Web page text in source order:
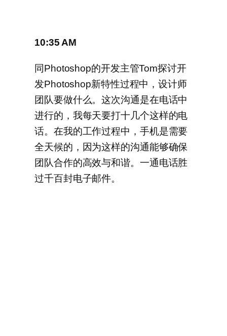
10:35 AM
同Photoshop的开发主管Tom探讨开
发Photoshop新特性过程中，设计师
团队要做什么。这次沟通是在电话中
进行的，我每天要打十几个这样的电
话。在我的工作过程中，手机是需要
全天候的，因为这样的沟通能够确保
团队合作的高效与和谐。一通电话胜
过千百封电子邮件。